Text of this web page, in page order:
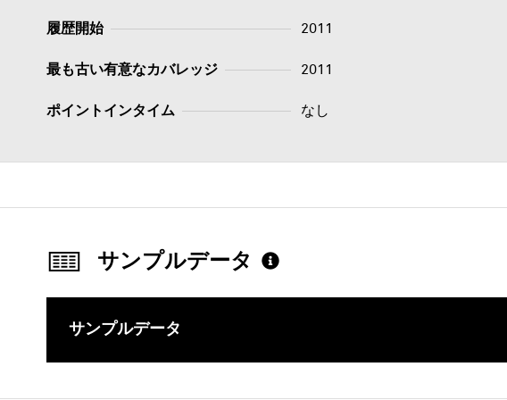
履歴開始 2011
最も古い有意なカバレッジ 2011
ポイントインタイム なし
サンプルデータ
サンプルデータ